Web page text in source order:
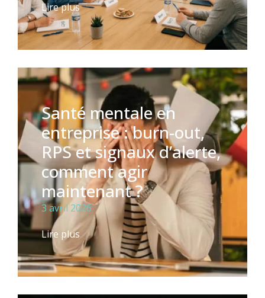
Lire plus
Santé mentale en
entreprise : burn-out,
RPS et signaux d’alerte,
comment agir
maintenant ?
3 avril 2026
Lire plus